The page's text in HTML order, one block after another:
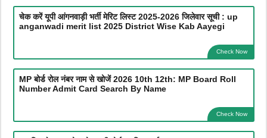
चेक करें यूपी आंगनवाड़ी भर्ती मेरिट लिस्ट 2025-2026 जिलेवार सूची : up
anganwadi merit list 2025 District Wise Kab Aayegi
Check Now
MP बोर्ड रोल नंबर नाम से खोजें 2026 10th 12th: MP Board Roll
Number Admit Card Search By Name
Check Now